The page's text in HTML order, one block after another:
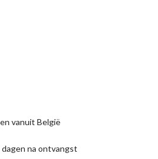
vanuit België
na ontvangst